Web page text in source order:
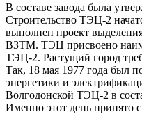
В составе завода была
Строительство ТЭЦ-2
выполнен проект
ВЗТМ. ТЭЦ присвоено
ТЭЦ-2. Растущий город
Так, 18 мая 1977 года был
энергетики и
Волгодонской ТЭЦ-2 в
Именно этот день принято